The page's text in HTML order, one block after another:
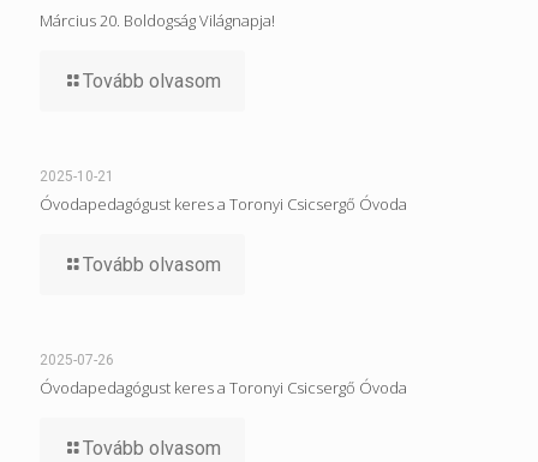
Március 20. Boldogság Világnapja!
Tovább olvasom
2025-10-21
Óvodapedagógust keres a Toronyi Csicsergő Óvoda
Tovább olvasom
2025-07-26
Óvodapedagógust keres a Toronyi Csicsergő Óvoda
Tovább olvasom